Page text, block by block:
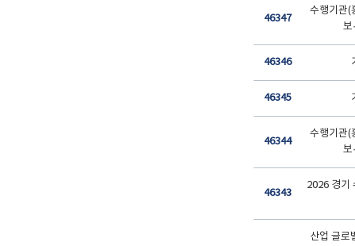
46347
수행기관(
보
46346
46345
46344
수행기관(
보
46343
2026 경기
산업 글로